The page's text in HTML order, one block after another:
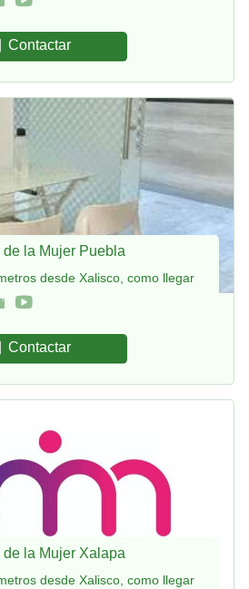
Contactar
la Mujer Puebla
desde Xalisco, como llegar
Contactar
la Mujer Xalapa
desde Xalisco, como llegar